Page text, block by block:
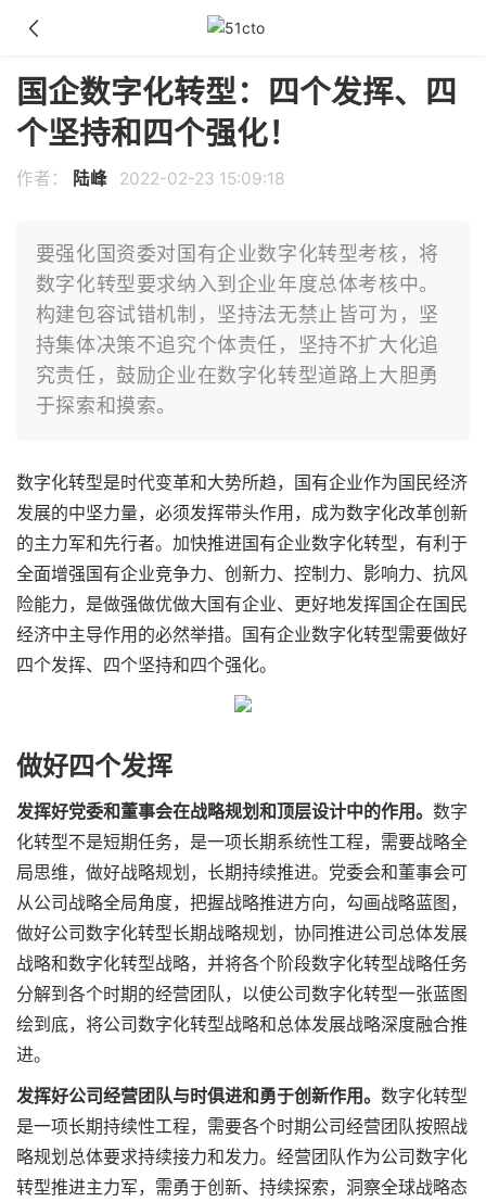
国企数字化转型：四个发挥、四
个坚持和四个强化！
作者： 陆峰 2022-02-23 15:09:18
要强化国资委对国有企业数字化转型考核，将
数字化转型要求纳入到企业年度总体考核中。
构建包容试错机制，坚持法无禁止皆可为，坚
持集体决策不追究个体责任，坚持不扩大化追
究责任，鼓励企业在数字化转型道路上大胆勇
于探索和摸索。
数字化转型是时代变革和大势所趋，国有企业作为国民经济
发展的中坚力量，必须发挥带头作用，成为数字化改革创新
的主力军和先行者。加快推进国有企业数字化转型，有利于
全面增强国有企业竞争力、创新力、控制力、影响力、抗风
险能力，是做强做优做大国有企业、更好地发挥国企在国民
经济中主导作用的必然举措。国有企业数字化转型需要做好
四个发挥、四个坚持和四个强化。
做好四个发挥
发挥好党委和董事会在战略规划和顶层设计中的作用。 数字
化转型不是短期任务，是一项长期系统性工程，需要战略全
局思维，做好战略规划，长期持续推进。党委会和董事会可
从公司战略全局角度，把握战略推进方向，勾画战略蓝图，
做好公司数字化转型长期战略规划，协同推进公司总体发展
战略和数字化转型战略，并将各个阶段数字化转型战略任务
分解到各个时期的经营团队，以使公司数字化转型一张蓝图
绘到底，将公司数字化转型战略和总体发展战略深度融合推
进。
发挥好公司经营团队与时俱进和勇于创新作用。 数字化转型
是一项长期持续性工程，需要各个时期公司经营团队按照战
略规划总体要求持续接力和发力。经营团队作为公司数字化
转型推进主力军，需勇于创新、持续探索，洞察全球战略态